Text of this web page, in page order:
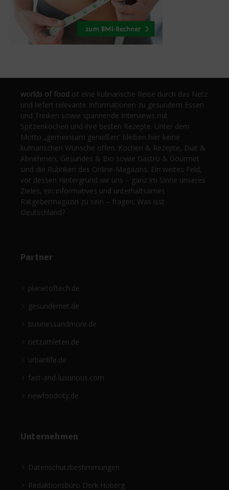
worlds of food ist eine kulinarische Reise durch das Netz
und liefert relevante Informationen zu gesundem Essen
und Trinken sowie spannende Interviews mit
Spitzenköchen und ihre besten Rezepte. Unter dem
Motto „gemeinsam genießen“ bleiben hier keine
kulinarischen Wünsche offen. Kochen & Rezepte, Diät &
Abnehmen, Gesundes & Bio sowie Gastro & Gourmet
sind die Rubriken des Online-Magazins. Ein weites Feld,
vor dessen Hintergrund wir uns – ganz im Sinne unseres
Zieles, ein informatives und unterhaltsames
Ratgebermagazin zu sein – fragen: Was isst
Deutschland?
Partner
planetoftech.de
gesündernet.de
businessandmore.de
netzathleten.de
urbanlife.de
fast-and-luxurious.com
newfoodcity.de
Unternehmen
Datenschutzbestimmungen
Redaktionsbüro Derk Hoberg